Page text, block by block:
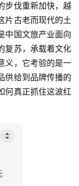
步伐重新加快，越
片古老而现代的土
中国文旅产业面向
复苏，承载着文化
义，它考验的是一
供给到品牌传播的
何真正抓住这波红